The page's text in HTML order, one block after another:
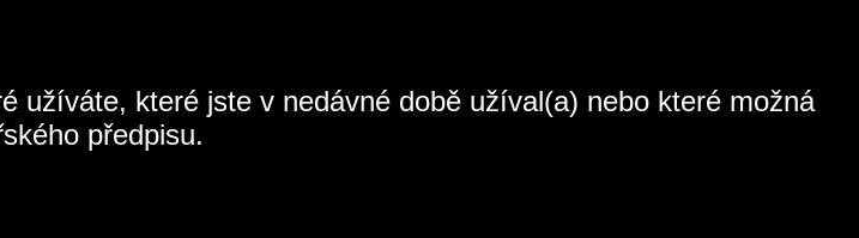
užíváte, které jste v nedávné době užíval(a) nebo které možná
předpisu.